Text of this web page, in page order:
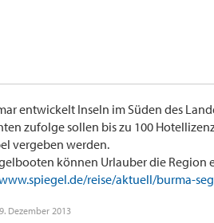
entwickelt Inseln im Süden des
zufolge sollen bis zu 100
vergeben werden.
können Urlauber die Region
reise/aktuell/burma-
Dezember 2013